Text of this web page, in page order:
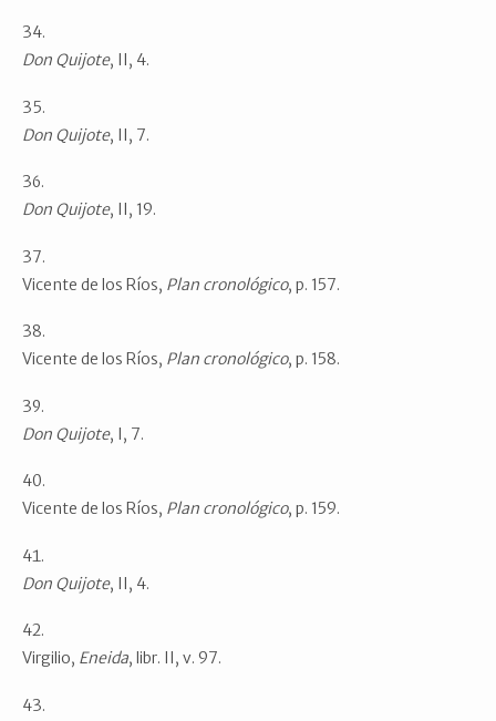
Don Quijote, II, 4.
Don Quijote, II, 7.
Don Quijote, II, 19.
Vicente de los Ríos, Plan cronológico, p. 157.
Vicente de los Ríos, Plan cronológico, p. 158.
Don Quijote, I, 7.
Vicente de los Ríos, Plan cronológico, p. 159.
Don Quijote, II, 4.
Virgilio, Eneida, libr. II, v. 97.